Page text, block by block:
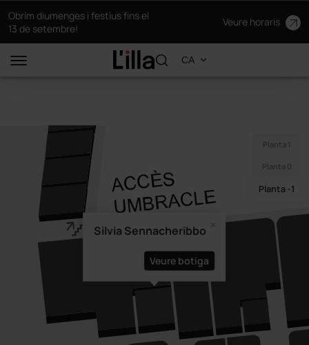
Obrim diumenges i festius fins el
13 de setembre!
Veure horaris
Silvia Sennacheribbo
Veure botiga
Planta 1
Planta 0
Planta -1